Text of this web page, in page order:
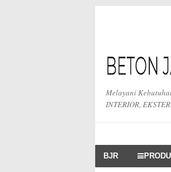
Melayani
INTERIOR,
BJR